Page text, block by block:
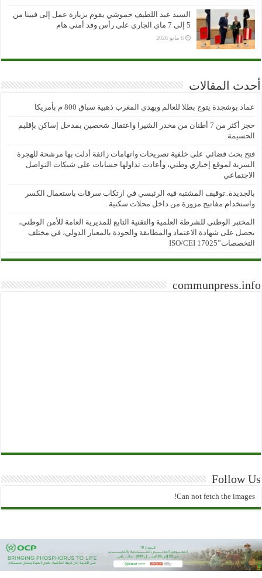
السيد عبد اللطيف حموشي يقوم بزيارة عمل إلى فيينا من
5 إلى 7 ماي الجاري على رأس وفد أمني هام
6 مايو 2026
أحدث المقالات
عماد بوشجدة يتوج بطلا للعالم ويهدي المغرب ذهبية سباق 800 م بأمريكا
حجز أكثر من 7 أطنان من مخدر الشيرا واعتقال شخصين بمدخل إساكن بإقليم
الحسيمة
فتح بحث قضائي على خلفية تصريحات واتهامات زائفة أدلت بها مرشحة للهجرة
السرية لموقع إخباري وطني، وأعادت تداولها حسابات على شبكات التواصل
الاجتماعي
بالجديدة..توقيف المشتبه فيه الرئيسي في ارتكاب سرقات باستعمال الكسر
واستخدام مفاتيح مزورة من داخل محلات سكنية..
المختبر الوطني للشرطة العلمية والتقنية التابع للمديرية العامة للأمن الوطني،
يحصل على شهادة الاعتماد والمطابقة والجودة بالمعيار الدولي، في مختلف
التخصصات”ISO/CEI 17025
communpress.info
Follow Us
Can not fetch the images!